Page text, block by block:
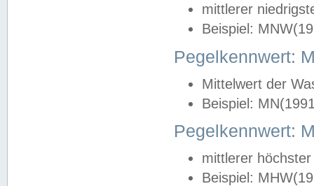
mittlerer
Beispiel:
Pegelkennwert:
Mittelwert der
Beispiel:
Pegelkennwert:
mittlerer
Beispiel: